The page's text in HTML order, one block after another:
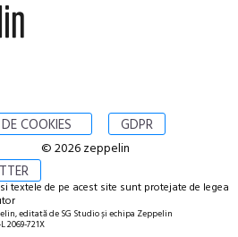
COOKIES GDPR
© 2026 zeppelin
textele de pe acest site sunt protejate de legea
editată de SG Studio și echipa Zeppelin
2069-721X